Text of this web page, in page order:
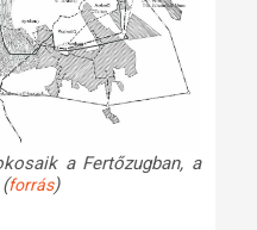
a Fertőzugban, a
forrás)